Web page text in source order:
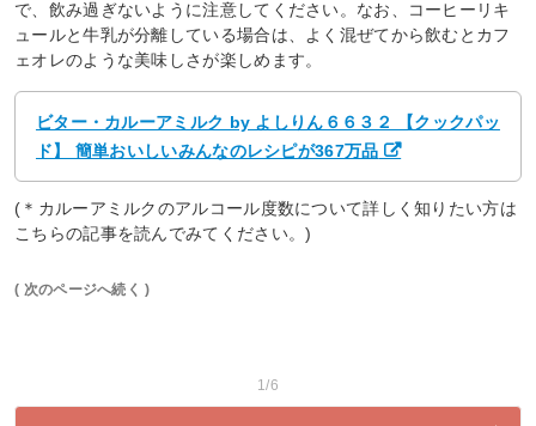
で、飲み過ぎないように注意してください。なお、コーヒーリキ
ュールと牛乳が分離している場合は、よく混ぜてから飲むとカフ
ェオレのような美味しさが楽しめます。
ビター・カルーアミルク by よしりん６６３２ 【クックパッ
ド】 簡単おいしいみんなのレシピが367万品
(＊カルーアミルクのアルコール度数について詳しく知りたい方は
こちらの記事を読んでみてください。)
( 次のページへ続く )
1/6